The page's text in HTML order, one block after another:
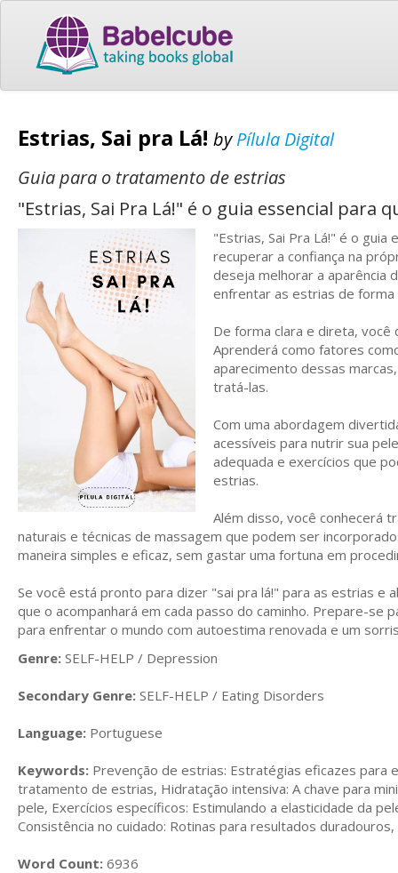
Estrias, Sai pra Lá! byPílula Digital
Guia para o tratamento de estrias
"Estrias, Sai Pra Lá!" é o guia essencial para
"Estrias, Sai Pra Lá!" é o
recuperar a confiança na
deseja melhorar a aparência
enfrentar as estrias de forma
De forma clara e direta,
Aprenderá como fatores
aparecimento dessas
tratá-las.
Com uma abordagem
acessíveis para nutrir sua
adequada e exercícios que
estrias.
Além disso, você conhecerá
naturais e técnicas de massagem que podem ser
maneira simples e eficaz, sem gastar uma fortuna em
Se você está pronto para dizer "sai pra lá!" para as estrias e
que o acompanhará em cada passo do caminho. Prepare-
para enfrentar o mundo com autoestima renovada e um
Genre: SELF-HELP / Depression
Secondary Genre: SELF-HELP / Eating Disorders
Language: Portuguese
Keywords: Prevenção de estrias: Estratégias eficazes para
tratamento de estrias, Hidratação intensiva: A chave para
pele, Exercícios específicos: Estimulando a elasticidade da
Consistência no cuidado: Rotinas para resultados
Word Count: 6936